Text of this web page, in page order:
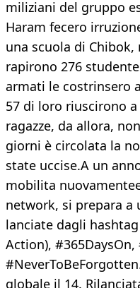
miliziani del gruppo
Haram fecero
una scuola di
rapirono 276
armati le costrinsero
57 di loro riuscirono
ragazze, da allora,
giorni è circolata la
state uccise.A un
mobilita
network, si prepara a
lanciate dagli
Action),
globale il 14.